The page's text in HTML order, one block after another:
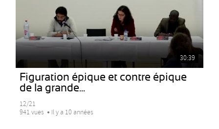
30:39
Figuration épique et contre épique
de la grande...
12/21
941 vues
Il y a 10 années